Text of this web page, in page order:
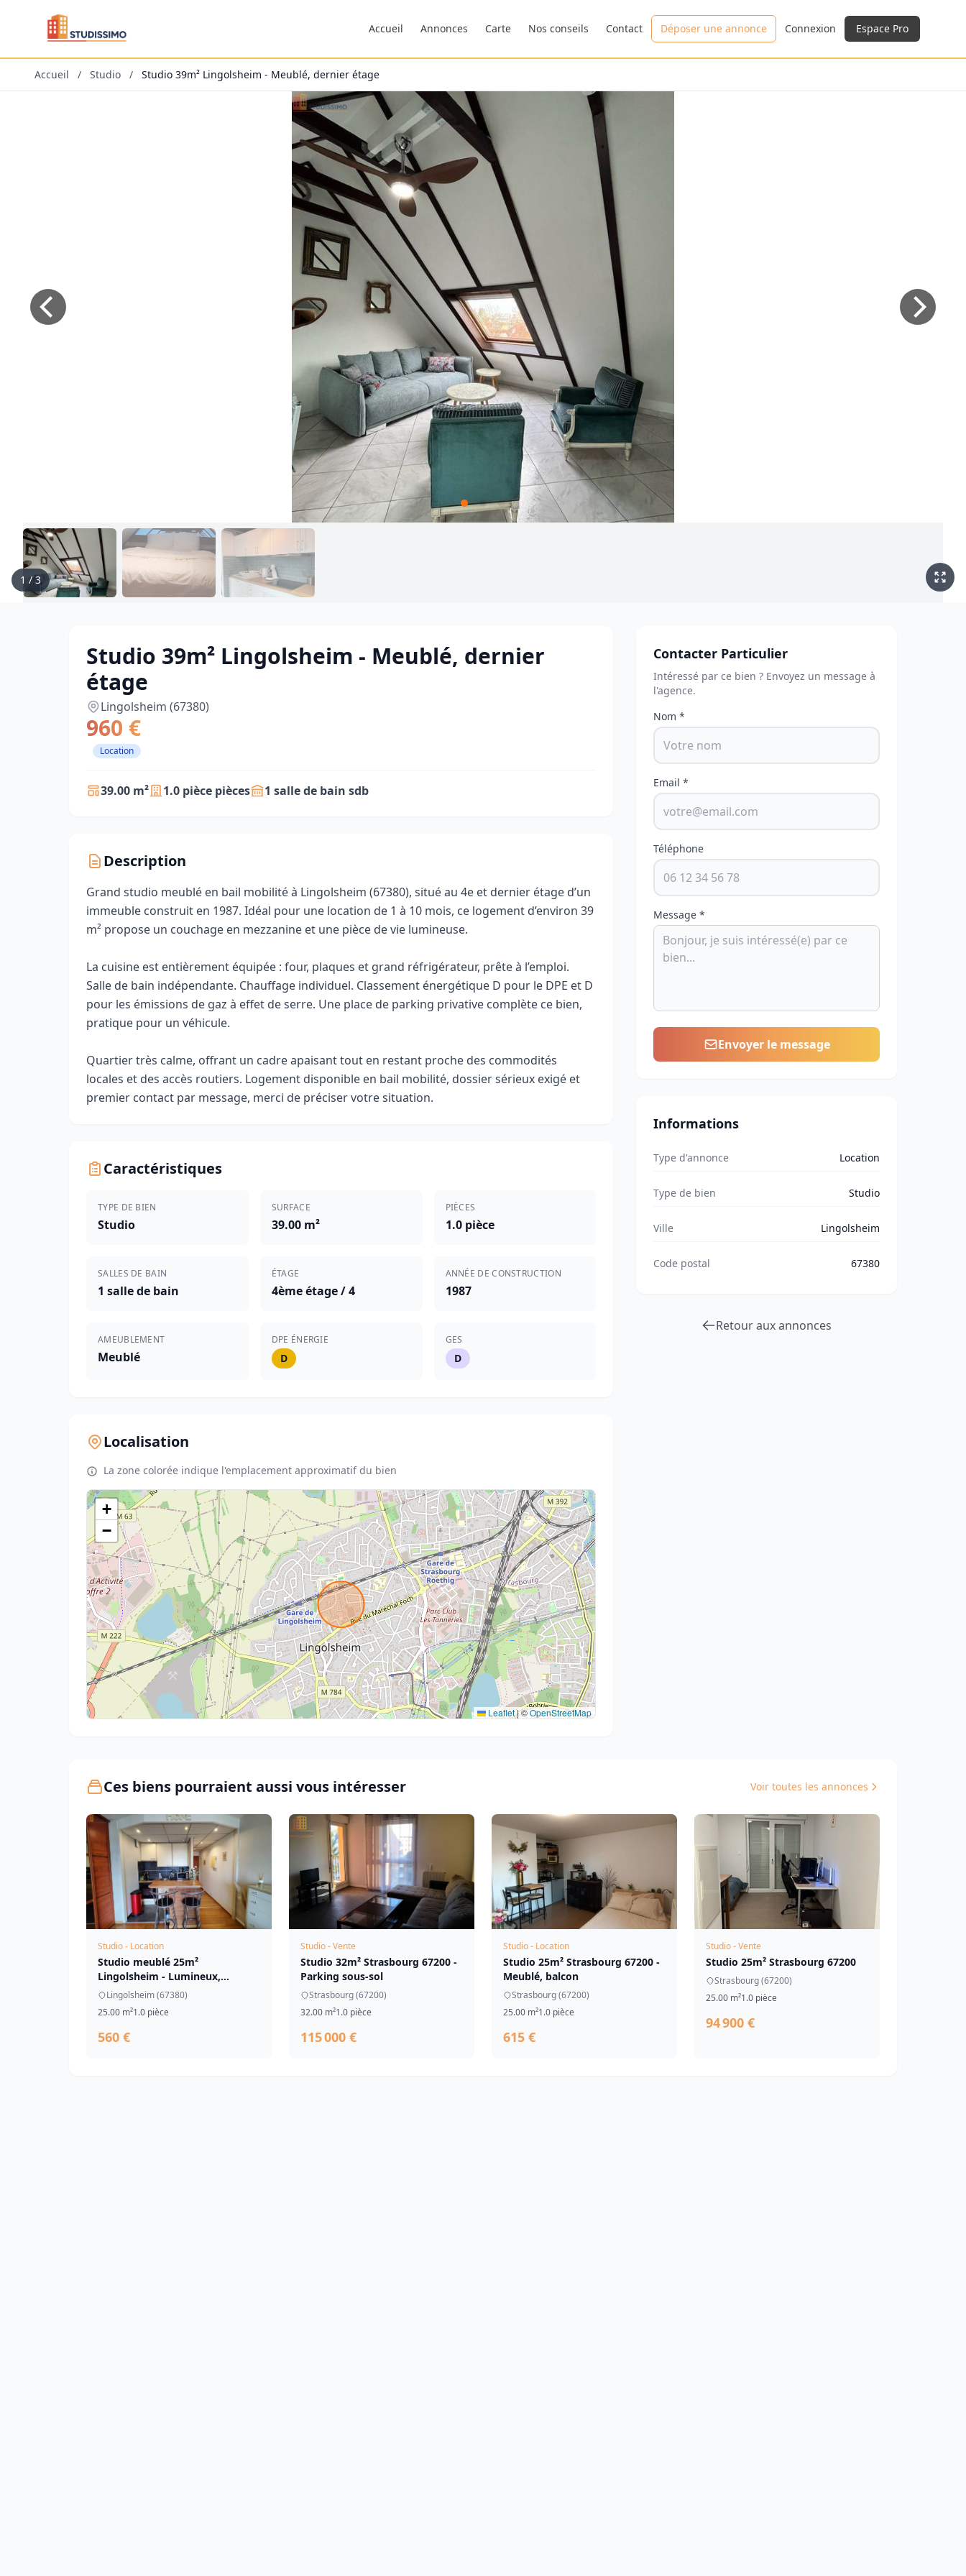
Accueil Annonces Carte Nos conseils Contact Déposer une annonce Connexion Espace Pro
Accueil / Studio / Studio 39m² Lingolsheim - Meublé, dernier étage
1 /3
Studio 39m² Lingolsheim - Meublé, dernier
étage
Lingolsheim (67380)
960 €
Location
39.00 m² 1.0 pièce pièces 1 salle de bain sdb
Description
Grand studio meublé en bail mobilité à Lingolsheim (67380), situé au 4e et dernier étage d’un
immeuble construit en 1987. Idéal pour une location de 1 à 10 mois, ce logement d’environ 39
m² propose un couchage en mezzanine et une pièce de vie lumineuse.
La cuisine est entièrement équipée : four, plaques et grand réfrigérateur, prête à l’emploi.
Salle de bain indépendante. Chauffage individuel. Classement énergétique D pour le DPE et D
pour les émissions de gaz à effet de serre. Une place de parking privative complète ce bien,
pratique pour un véhicule.
Quartier très calme, offrant un cadre apaisant tout en restant proche des commodités
locales et des accès routiers. Logement disponible en bail mobilité, dossier sérieux exigé et
premier contact par message, merci de préciser votre situation.
Caractéristiques
TYPE DE BIEN
Studio
SURFACE
39.00 m²
PIÈCES
1.0 pièce
SALLES DE BAIN
1 salle de bain
ÉTAGE
4ème étage / 4
ANNÉE DE CONSTRUCTION
1987
AMEUBLEMENT
Meublé
DPE ÉNERGIE
D
GES
D
Localisation
La zone colorée indique l'emplacement approximatif du bien
+
−
Leaflet|©OpenStreetMap
Contacter Particulier
Intéressé par ce bien ? Envoyez un message à
l'agence.
Nom *
Email *
Téléphone
Message *
Envoyer le message
Informations
Type d'annonce Location
Type de bien Studio
Ville Lingolsheim
Code postal 67380
Retour aux annonces
Ces biens pourraient aussi vous intéresser Voir toutes les annonces
Studio - Location
Studio meublé 25m²
Lingolsheim - Lumineux,
parking tram
Lingolsheim (67380)
25.00 m²1.0 pièce
560 €
Studio - Vente
Studio 32m² Strasbourg 67200 -
Parking sous-sol
Strasbourg (67200)
32.00 m²1.0 pièce
115 000 €
Studio - Location
Studio 25m² Strasbourg 67200 -
Meublé, balcon
Strasbourg (67200)
25.00 m²1.0 pièce
615 €
Studio - Vente
Studio 25m² Strasbourg 67200
Strasbourg (67200)
25.00 m²1.0 pièce
94 900 €